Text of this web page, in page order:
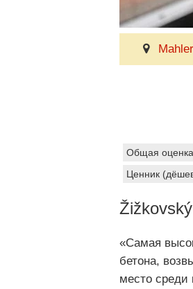
Общая оценка
Ценник
«Самая
бетона,
место